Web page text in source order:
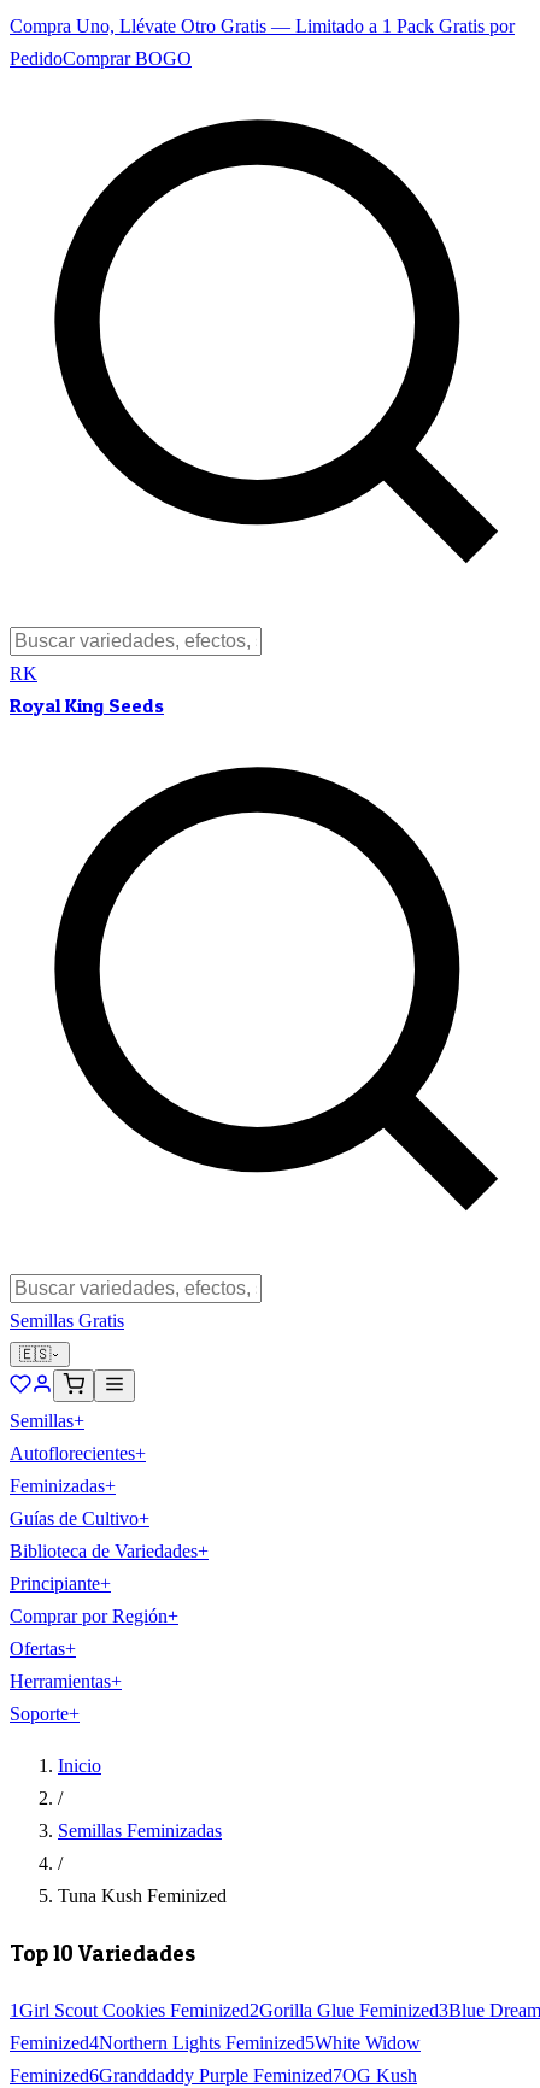
Compra Uno, Llévate Otro Gratis — Limitado a 1 Pack Gratis por
PedidoComprar BOGO
RK
Royal King Seeds
Semillas Gratis
🇪🇸
Semillas+
Autoflorecientes+
Feminizadas+
Guías de Cultivo+
Biblioteca de Variedades+
Principiante+
Comprar por Región+
Ofertas+
Herramientas+
Soporte+
Inicio
/
Semillas Feminizadas
/
Tuna Kush Feminized
Top 10 Variedades
1Girl Scout Cookies Feminized2Gorilla Glue Feminized3Blue Dream
Feminized4Northern Lights Feminized5White Widow
Feminized6Granddaddy Purple Feminized7OG Kush